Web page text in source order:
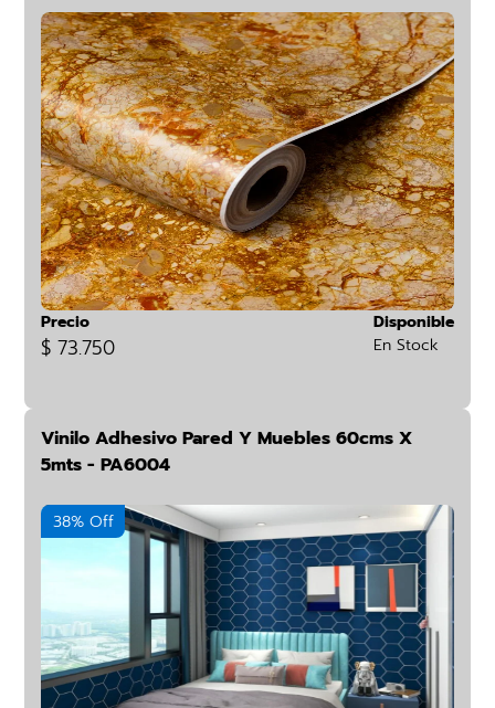
Precio
$ 73.750
Disponible
En Stock
Vinilo Adhesivo Pared Y Muebles 60cms X
5mts - PA6004
38% Off